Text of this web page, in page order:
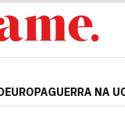
EUROPAGUERRA NA